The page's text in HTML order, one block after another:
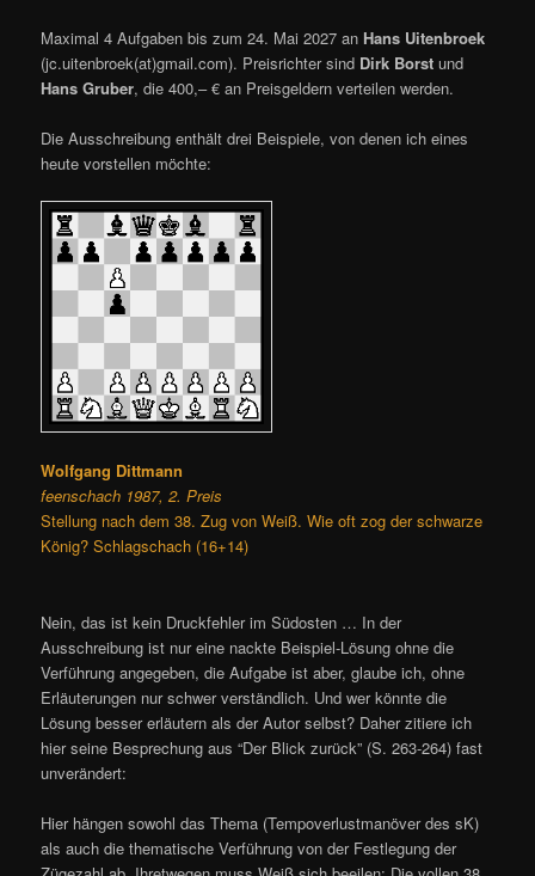
Maximal 4 Aufgaben bis zum 24. Mai 2027 an Hans Uitenbroek
(jc.uitenbroek(at)gmail.com). Preisrichter sind Dirk Borst und
Hans Gruber, die 400,– € an Preisgeldern verteilen werden.
Die Ausschreibung enthält drei Beispiele, von denen ich eines
heute vorstellen möchte:
Wolfgang Dittmann
feenschach 1987, 2. Preis
Stellung nach dem 38. Zug von Weiß. Wie oft zog der schwarze
König? Schlagschach (16+14)
Nein, das ist kein Druckfehler im Südosten … In der
Ausschreibung ist nur eine nackte Beispiel-Lösung ohne die
Verführung angegeben, die Aufgabe ist aber, glaube ich, ohne
Erläuterungen nur schwer verständlich. Und wer könnte die
Lösung besser erläutern als der Autor selbst? Daher zitiere ich
hier seine Besprechung aus “Der Blick zurück” (S. 263-264) fast
unverändert:
Hier hängen sowohl das Thema (Tempoverlustmanöver des sK)
als auch die thematische Verführung von der Festlegung der